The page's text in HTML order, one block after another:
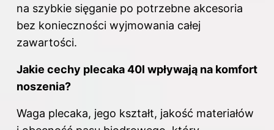
na szybkie sięganie po potrzebne akcesoria
bez konieczności wyjmowania całej
zawartości.
Jakie cechy plecaka 40l wpływają na komfort
noszenia?
Waga plecaka, jego kształt, jakość materiałów